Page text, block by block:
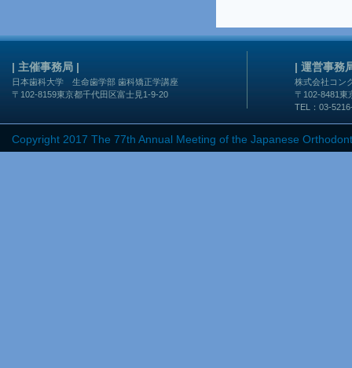
| 主催事務局 |
日本歯科大学 生命歯学部 歯科矯正学講座
〒102-8159東京都千代田区富士見1-9-20
| 運営事務
株式会社コン
〒102-8481東
TEL：03-
Copyright 2017 The 77th Annual Meeting of the Japanese